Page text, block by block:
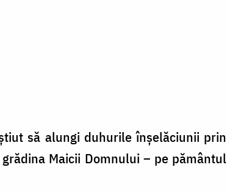
să alungi duhurile înșelăciunii prin
Maicii Domnului – pe pământul